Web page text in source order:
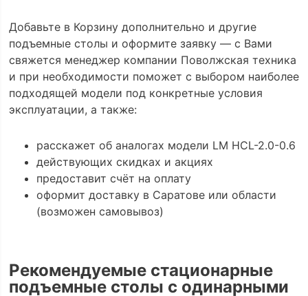
Добавьте в Корзину дополнительно и другие
подъемные столы и оформите заявку — с Вами
свяжется менеджер компании Поволжская техника
и при необходимости поможет с выбором наиболее
подходящей модели под конкретные условия
эксплуатации, а также:
расскажет об аналогах модели LM HCL-2.0-0.6
действующих скидках и акциях
предоставит счёт на оплату
оформит доставку в Саратове или области
(возможен самовывоз)
Рекомендуемые стационарные
подъемные столы с одинарными